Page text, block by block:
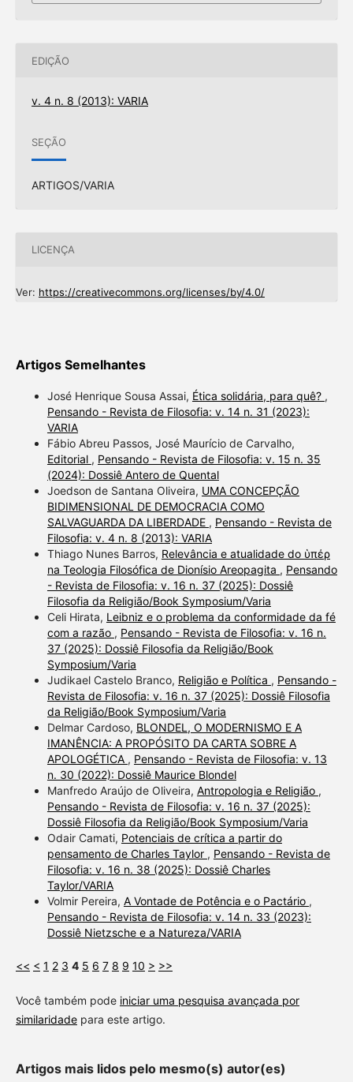
EDIÇÃO
v. 4 n. 8 (2013): VARIA
SEÇÃO
ARTIGOS/VARIA
LICENÇA
Ver: https://creativecommons.org/licenses/by/4.0/
Artigos Semelhantes
José Henrique Sousa Assai, Ética solidária, para quê? ,
Pensando - Revista de Filosofia: v. 14 n. 31 (2023):
VARIA
Fábio Abreu Passos, José Maurício de Carvalho,
Editorial , Pensando - Revista de Filosofia: v. 15 n. 35
(2024): Dossiê Antero de Quental
Joedson de Santana Oliveira, UMA CONCEPÇÃO
BIDIMENSIONAL DE DEMOCRACIA COMO
SALVAGUARDA DA LIBERDADE , Pensando - Revista de
Filosofia: v. 4 n. 8 (2013): VARIA
Thiago Nunes Barros, Relevância e atualidade do ὑπέρ
na Teologia Filosófica de Dionísio Areopagita , Pensando
- Revista de Filosofia: v. 16 n. 37 (2025): Dossiê
Filosofia da Religião/Book Symposium/Varia
Celi Hirata, Leibniz e o problema da conformidade da fé
com a razão , Pensando - Revista de Filosofia: v. 16 n.
37 (2025): Dossiê Filosofia da Religião/Book
Symposium/Varia
Judikael Castelo Branco, Religião e Política , Pensando -
Revista de Filosofia: v. 16 n. 37 (2025): Dossiê Filosofia
da Religião/Book Symposium/Varia
Delmar Cardoso, BLONDEL, O MODERNISMO E A
IMANÊNCIA: A PROPÓSITO DA CARTA SOBRE A
APOLOGÉTICA , Pensando - Revista de Filosofia: v. 13
n. 30 (2022): Dossiê Maurice Blondel
Manfredo Araújo de Oliveira, Antropologia e Religião ,
Pensando - Revista de Filosofia: v. 16 n. 37 (2025):
Dossiê Filosofia da Religião/Book Symposium/Varia
Odair Camati, Potenciais de crítica a partir do
pensamento de Charles Taylor , Pensando - Revista de
Filosofia: v. 16 n. 38 (2025): Dossiê Charles
Taylor/VARIA
Volmir Pereira, A Vontade de Potência e o Pactário ,
Pensando - Revista de Filosofia: v. 14 n. 33 (2023):
Dossiê Nietzsche e a Natureza/VARIA
<< < 1 2 3 4 5 6 7 8 9 10 > >>
Você também pode iniciar uma pesquisa avançada por
similaridadepara este artigo.
Artigos mais lidos pelo mesmo(s) autor(es)